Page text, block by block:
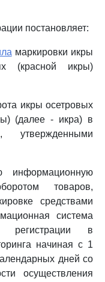
постановляет:
маркировки икры
(красной икры)
икры осетровых
(далее - икра) в
, утвержденными
информационную
товаров,
средствами
система
регистрации в
начиная с 1
дней со
осуществления